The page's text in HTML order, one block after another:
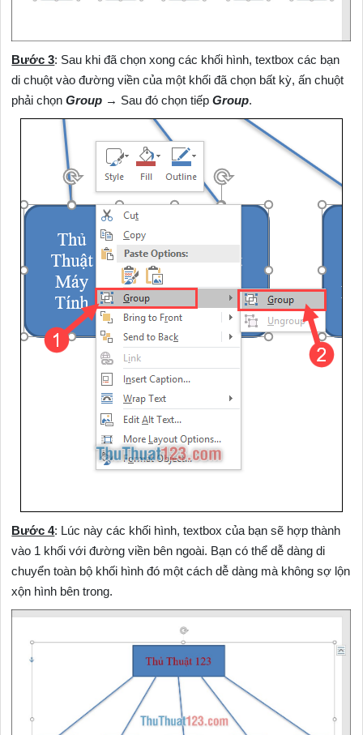
Bước 3: Sau khi đã chọn xong các khối hình, textbox các bạn
di chuột vào đường viền của một khối đã chọn bất kỳ, ấn chuột
phải chọnGroup → Sau đó chọn tiếpGroup.
Bước 4: Lúc này các khối hình, textbox của bạn sẽ hợp thành
vào 1 khối với đường viền bên ngoài. Bạn có thể dễ dàng di
chuyển toàn bộ khối hình đó một cách dễ dàng mà không sợ lộn
xộn hình bên trong.